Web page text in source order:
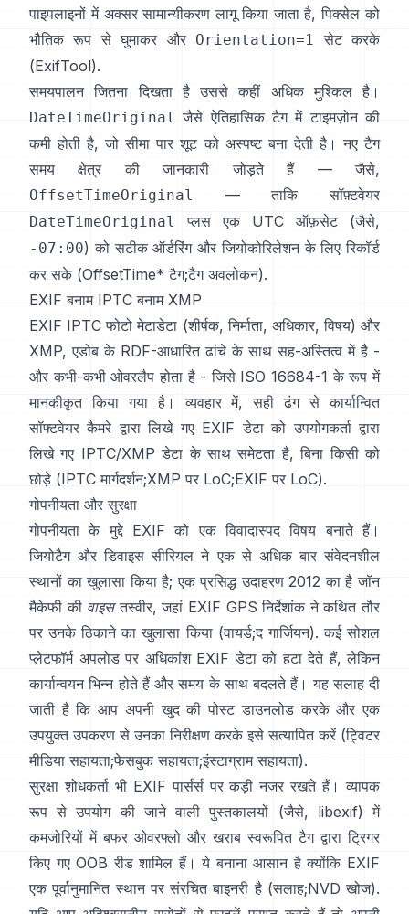
पाइपलाइनों में अक्सर सामान्यीकरण लागू किया जाता है, पिक्सेल को
भौतिक रूप से घुमाकर और Orientation=1 सेट करके
(ExifTool).
समयपालन जितना दिखता है उससे कहीं अधिक मुश्किल है।
DateTimeOriginal जैसे ऐतिहासिक टैग में टाइमज़ोन की
कमी होती है, जो सीमा पार शूट को अस्पष्ट बना देती है। नए टैग
समय क्षेत्र की जानकारी जोड़ते हैं — जैसे,
OffsetTimeOriginal — ताकि सॉफ़्टवेयर
DateTimeOriginal प्लस एक UTC ऑफ़सेट (जैसे,
-07:00) को सटीक ऑर्डरिंग और जियोकोरिलेशन के लिए रिकॉर्ड
कर सके (OffsetTime* टैग;टैग अवलोकन).
EXIF बनाम IPTC बनाम XMP
EXIF IPTC फोटो मेटाडेटा (शीर्षक, निर्माता, अधिकार, विषय) और
XMP, एडोब के RDF-आधारित ढांचे के साथ सह-अस्तित्व में है -
और कभी-कभी ओवरलैप होता है - जिसे ISO 16684-1 के रूप में
मानकीकृत किया गया है। व्यवहार में, सही ढंग से कार्यान्वित
सॉफ्टवेयर कैमरे द्वारा लिखे गए EXIF डेटा को उपयोगकर्ता द्वारा
लिखे गए IPTC/XMP डेटा के साथ समेटता है, बिना किसी को
छोड़े (IPTC मार्गदर्शन;XMP पर LoC;EXIF पर LoC).
गोपनीयता और सुरक्षा
गोपनीयता के मुद्दे EXIF को एक विवादास्पद विषय बनाते हैं।
जियोटैग और डिवाइस सीरियल ने एक से अधिक बार संवेदनशील
स्थानों का खुलासा किया है; एक प्रसिद्ध उदाहरण 2012 का है जॉन
मैकेफी की वाइसतस्वीर, जहां EXIF GPS निर्देशांक ने कथित तौर
पर उनके ठिकाने का खुलासा किया (वायर्ड;द गार्जियन). कई सोशल
प्लेटफॉर्म अपलोड पर अधिकांश EXIF डेटा को हटा देते हैं, लेकिन
कार्यान्वयन भिन्न होते हैं और समय के साथ बदलते हैं। यह सलाह दी
जाती है कि आप अपनी खुद की पोस्ट डाउनलोड करके और एक
उपयुक्त उपकरण से उनका निरीक्षण करके इसे सत्यापित करें (ट्विटर
मीडिया सहायता;फेसबुक सहायता;इंस्टाग्राम सहायता).
सुरक्षा शोधकर्ता भी EXIF पार्सर्स पर कड़ी नजर रखते हैं। व्यापक
रूप से उपयोग की जाने वाली पुस्तकालयों (जैसे, libexif) में
कमजोरियों में बफर ओवरफ्लो और खराब स्वरूपित टैग द्वारा ट्रिगर
किए गए OOB रीड शामिल हैं। ये बनाना आसान है क्योंकि EXIF
एक पूर्वानुमानित स्थान पर संरचित बाइनरी है (सलाह;NVD खोज).